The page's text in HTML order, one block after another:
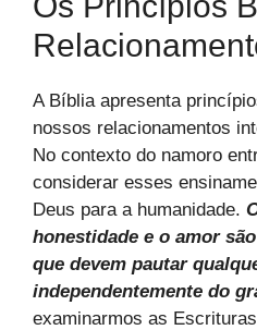
A Bíblia apresenta
nossos relacionamentos
No contexto do namoro
considerar esses
Deus para a humanidade.
honestidade e o amor
que devem pautar
independentemente do
examinarmos as